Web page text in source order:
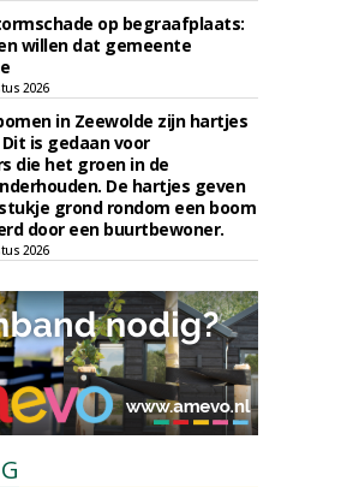
op begraafplaats:
willen dat gemeente
2026
in Zeewolde zijn hartjes
is gedaan voor
die het groen in de
De hartjes geven
grond rondom een boom
door een buurtbewoner.
2026